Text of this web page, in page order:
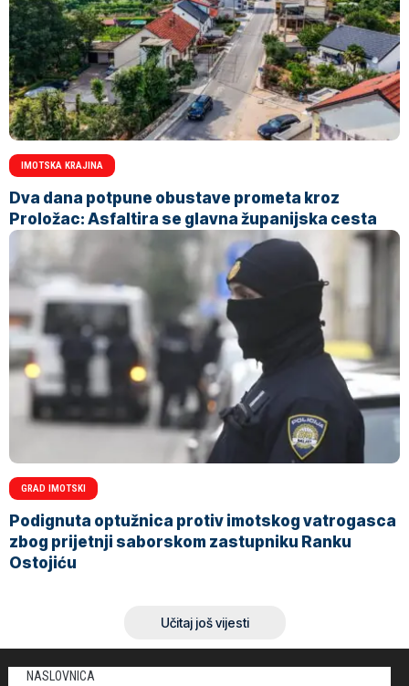
IMOTSKA KRAJINA
Dva dana potpune obustave prometa kroz
Proložac: Asfaltira se glavna županijska cesta
GRAD IMOTSKI
Podignuta optužnica protiv imotskog vatrogasca
zbog prijetnji saborskom zastupniku Ranku
Ostojiću
Učitaj još vijesti
NASLOVNICA